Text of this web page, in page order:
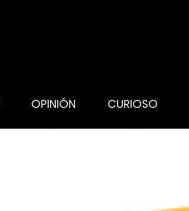
OPINIÓN CURIOSO